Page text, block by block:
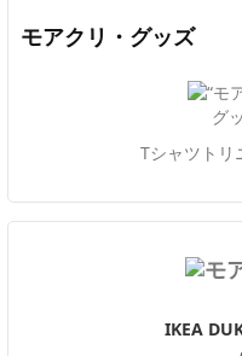
モアクリ・グッズ
グ
Tシャツトリ
IKEA